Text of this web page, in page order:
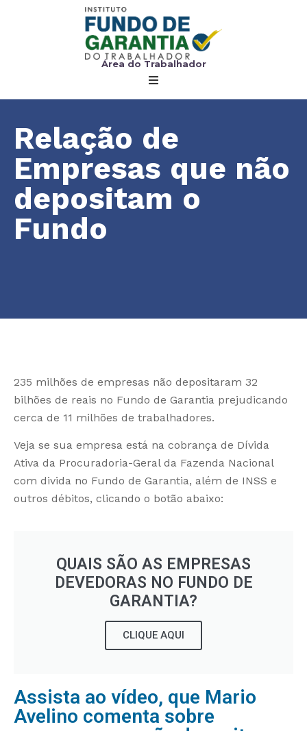
Área do Trabalhador
Relação de
Empresas que não
depositam o
Fundo
235 milhões de empresas não depositaram 32
bilhões de reais no Fundo de Garantia prejudicando
cerca de 11 milhões de trabalhadores.
Veja se sua empresa está na cobrança de Dívida
Ativa da Procuradoria-Geral da Fazenda Nacional
com divida no Fundo de Garantia, além de INSS e
outros débitos, clicando o botão abaixo:
QUAIS SÃO AS EMPRESAS
DEVEDORAS NO FUNDO DE
GARANTIA?
CLIQUE AQUI
Assista ao vídeo, que Mario
Avelino comenta sobre